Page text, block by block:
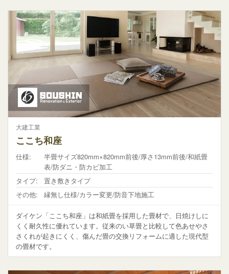
大建工業
ここち和座
仕様:
半畳サイズ820mm×820mm前後/厚さ13mm前後/和紙畳
表/防ダニ・防カビ加工
タイプ:
置き敷きタイプ
その他:
縁無し仕様/カラー変更/防音下地施工
ダイケン「ここち和座」は和紙畳を採用した畳材で、日焼けしに
くく耐久性に優れています。従来のい草畳と比較して色あせやさ
さくれが起きにくく、傷んだ畳の交換リフォームに適した現代型
の畳材です。